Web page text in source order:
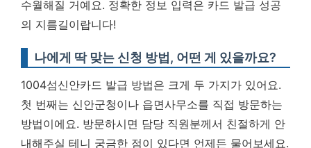
수월해질 거예요. 정확한 정보 입력은 카드 발급 성공
의 지름길이랍니다!
나에게 딱 맞는 신청 방법, 어떤 게 있을까요?
1004섬신안카드 발급 방법은 크게 두 가지가 있어요.
첫 번째는 신안군청이나 읍면사무소를 직접 방문하는
방법이에요. 방문하시면 담당 직원분께서 친절하게 안
내해주실 테니 궁금한 점이 있다면 언제든 물어보세요.